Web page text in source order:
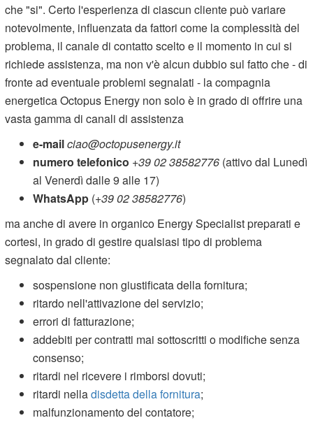
che "si". Certo l'esperienza di ciascun cliente può variare
notevolmente, influenzata da fattori come la complessità del
problema, il canale di contatto scelto e il momento in cui si
richiede assistenza, ma non v'è alcun dubbio sul fatto che - di
fronte ad eventuale problemi segnalati - la compagnia
energetica Octopus Energy non solo è in grado di offrire una
vasta gamma di canali di assistenza
e-mailciao@octopusenergy.it
numero telefonico +39 02 38582776 (attivo dal Lunedì
al Venerdì dalle 9 alle 17)
WhatsApp (+39 02 38582776)
ma anche di avere in organico Energy Specialist preparati e
cortesi, in grado di gestire qualsiasi tipo di problema
segnalato dal cliente:
sospensione non giustificata della fornitura;
ritardo nell'attivazione del servizio;
errori di fatturazione;
addebiti per contratti mai sottoscritti o modifiche senza
consenso;
ritardi nel ricevere i rimborsi dovuti;
ritardi nelladisdetta della fornitura;
malfunzionamento del contatore;